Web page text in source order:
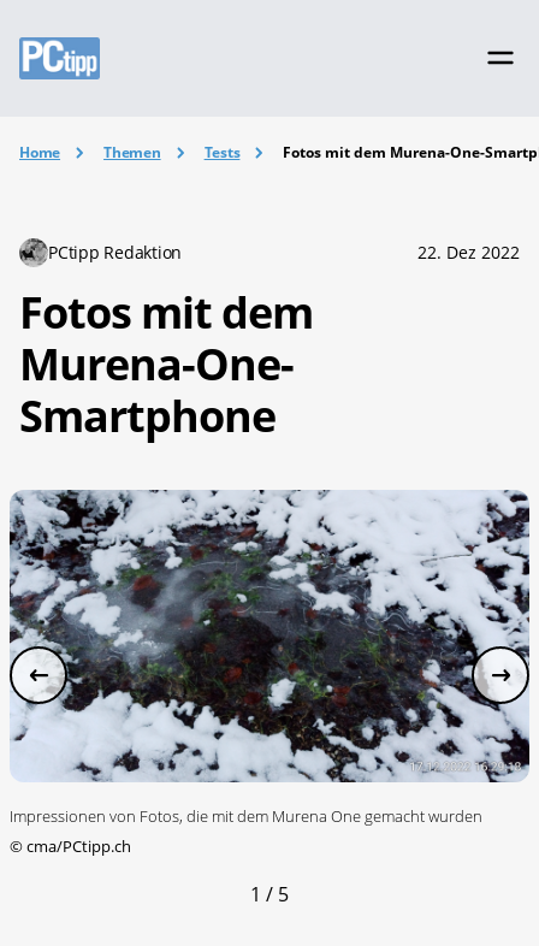
Home Themen Tests Fotos mit dem Murena-One-
PCtipp Redaktion 22. Dez 2022
Fotos mit dem
Murena-One-
Smartphone
Impressionen von Fotos, die mit dem Murena One gemacht wurden
©cma/PCtipp.ch
1 / 5